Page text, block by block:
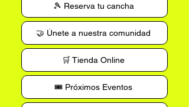
🎾 Reserva tu cancha
🤝 Únete a nuestra comunidad
🛒 Tienda Online
🎟️ Próximos Eventos